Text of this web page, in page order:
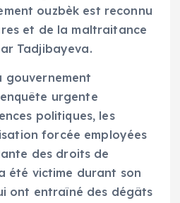
ouzbèk est reconnu
et de la maltraitance
Tadjibayeva.
gouvernement
urgente
politiques, les
forcée employées
des droits de
été victime durant son
ont entraîné des dégâts